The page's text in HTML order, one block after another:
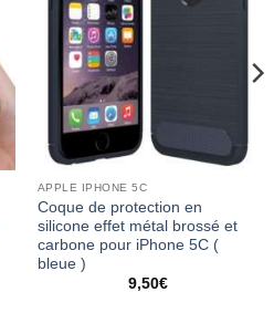
APPLE IPHONE 5C
Coque de protection en
silicone effet métal brossé et
carbone pour iPhone 5C (
bleue )
9,50€